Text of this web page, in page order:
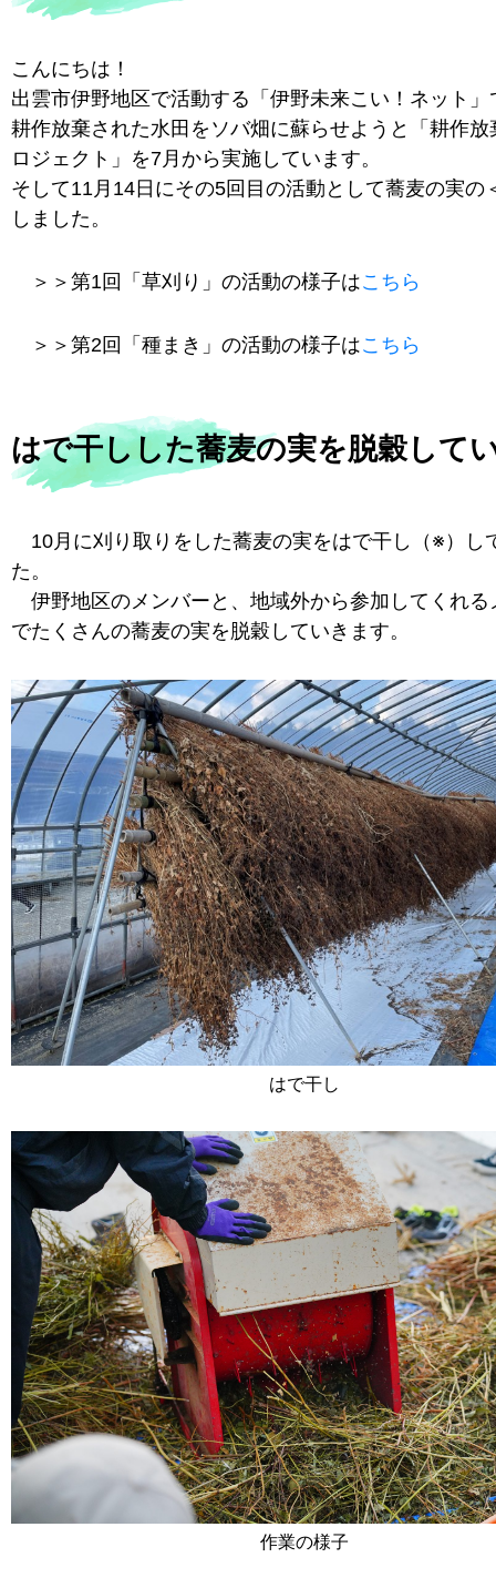
こんにちは！
出雲市伊野地区で活動する「伊野未来こい！ネット」
耕作放棄された水田をソバ畑に蘇らせようと「耕作放
ロジェクト」を7月から実施しています。
そして11月14日にその5回目の活動として蕎麦の実の
しました。
＞＞第1回「草刈り」の活動の様子はこちら
＞＞第2回「種まき」の活動の様子はこちら
はで干しした蕎麦の実を脱穀して
10月に刈り取りをした蕎麦の実をはで干し（※）し
た。
伊野地区のメンバーと、地域外から参加してくれる
でたくさんの蕎麦の実を脱穀していきます。
はで干し
作業の様子